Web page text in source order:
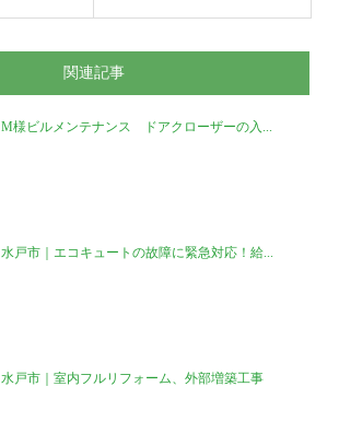
関連記事
M様ビルメンテナンス ドアクローザーの入...
水戸市｜エコキュートの故障に緊急対応！給...
水戸市｜室内フルリフォーム、外部増築工事